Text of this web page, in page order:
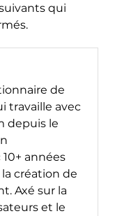
qui
de
travaille avec
depuis le
années
création de
Axé sur la
et le